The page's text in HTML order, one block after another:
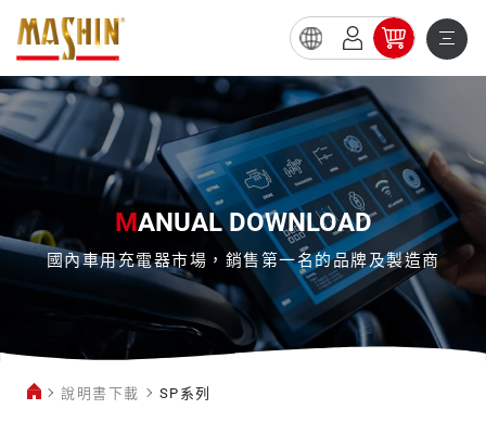
SP
系
列
MANUAL DOWNLOAD
國內車用充電器市場，銷售第一名的品牌及製造商
說明書下載 SP系列